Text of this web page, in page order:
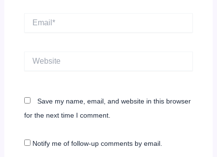
Save my name, email, and website in this browser
for the next time I comment.
Notify me of follow-up comments by email.